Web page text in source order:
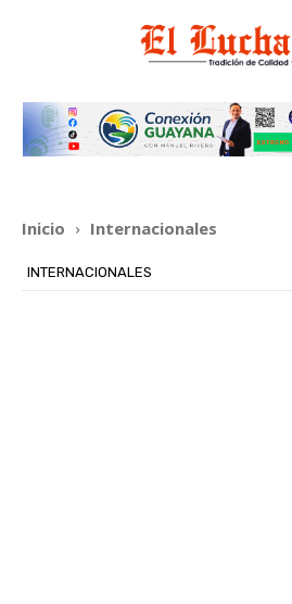
Inicio Internacionales
INTERNACIONALES